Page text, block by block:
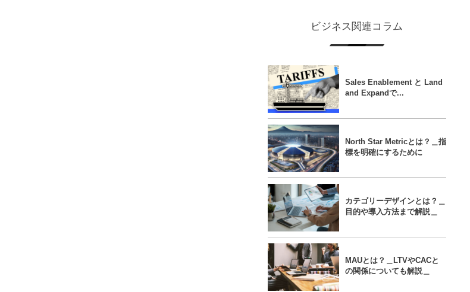
ビジネス関連コラム
Sales Enablement と Land
and Expandで...
North Star Metricとは？＿指
標を明確にするために
カテゴリーデザインとは？＿
目的や導入方法まで解説＿
MAUとは？＿LTVやCACと
の関係についても解説＿